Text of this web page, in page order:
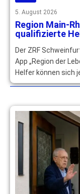
5. August 2026
Region Main-
qualifizierte
Der ZRF
App „Region der
Helfer können sich